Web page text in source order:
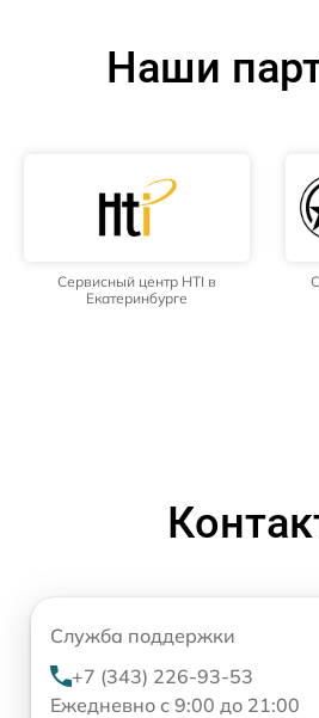
Наши
Сервисный центр HTI в
Екатеринбурге
Служба поддержки
+7 (343) 226-93-53
Ежедневно с 9:00 до 21:00